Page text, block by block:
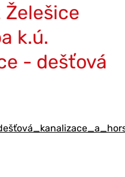
k.ú.
- dešťová